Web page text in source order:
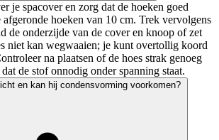
je spacover en zorg dat de hoeken goed
hoeken van 10 cm. Trek vervolgens
de onderzijde van de cover en knoop of zet
niet kan wegwaaien; je kunt overtollig koord
na plaatsen of de hoes strak genoeg
de stof onnodig onder spanning staat.
en kan hij condensvorming voorkomen?